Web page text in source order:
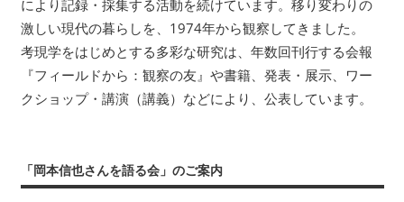
な
研
究
は、
年
行
シ
ョ
ン
により記録・採集する活動を続けています。移り変わりの
激しい現代の暮らしを、1974年から観察してきました。
考現学をはじめとする多彩な研究は、年数回刊行する会報
『フィールドから：観察の友』や書籍、発表・展示、ワー
クショップ・講演（講義）などにより、公表しています。
「岡本信也さんを語る会」のご案内